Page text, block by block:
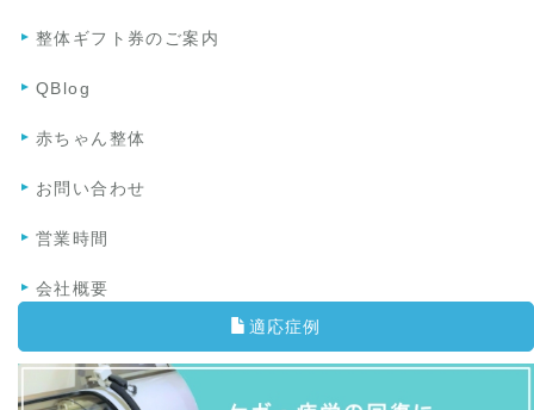
整体ギフト券のご案内
QBlog
赤ちゃん整体
お問い合わせ
営業時間
会社概要
適応症例